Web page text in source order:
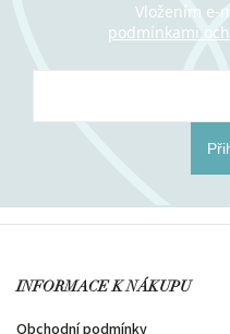
Vložením e-
podmínkami
INFORMACE K NÁKUPU
Obchodní podmínky